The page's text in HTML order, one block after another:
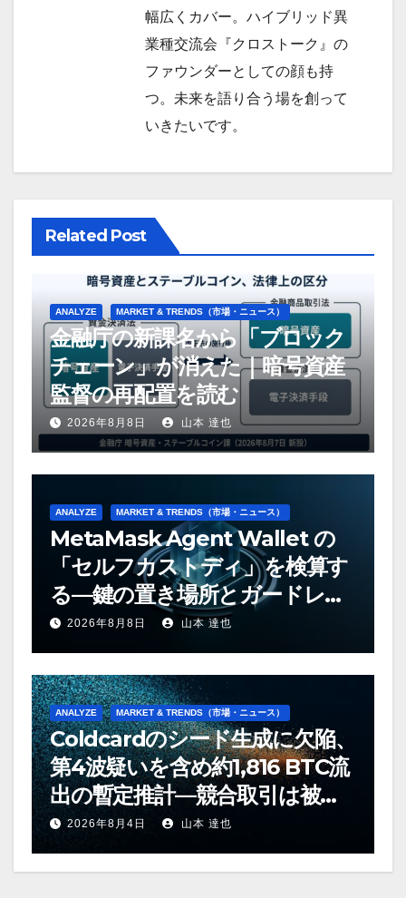
幅広くカバー。ハイブリッド異
業種交流会『クロストーク』の
ファウンダーとしての顔も持
つ。未来を語り合う場を創って
いきたいです。
Related Post
ANALYZE MARKET & TRENDS（市場・ニュース）
金融庁の新課名から「ブロック
チェーン」が消えた｜暗号資産
監督の再配置を読む
2026年8月8日 山本 達也
ANALYZE MARKET & TRENDS（市場・ニュース）
MetaMask Agent Wallet の
「セルフカストディ」を検算す
る—鍵の置き場所とガードレー
ルの射程
2026年8月8日 山本 達也
ANALYZE MARKET & TRENDS（市場・ニュース）
Coldcardのシード生成に欠陥、
第4波疑いを含め約1,816 BTC流
出の暫定推計—競合取引は被害
者と攻撃者の双方の手段に
2026年8月4日 山本 達也